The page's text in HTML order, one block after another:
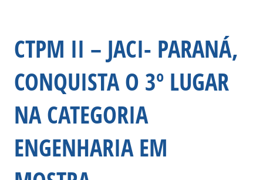
CTPM II – JACI- PARANÁ,
CONQUISTA O 3º LUGAR
NA CATEGORIA
ENGENHARIA EM